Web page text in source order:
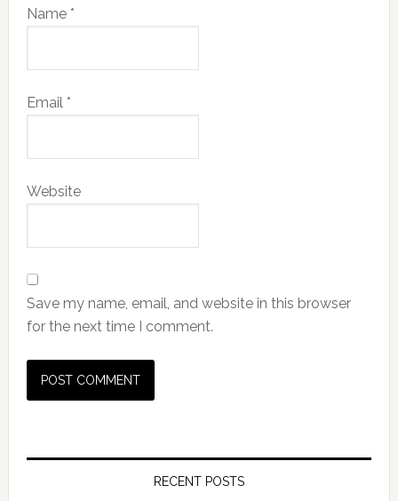
Name *
Email *
Website
Save my name, email, and website in this browser
for the next time I comment.
RECENT POSTS